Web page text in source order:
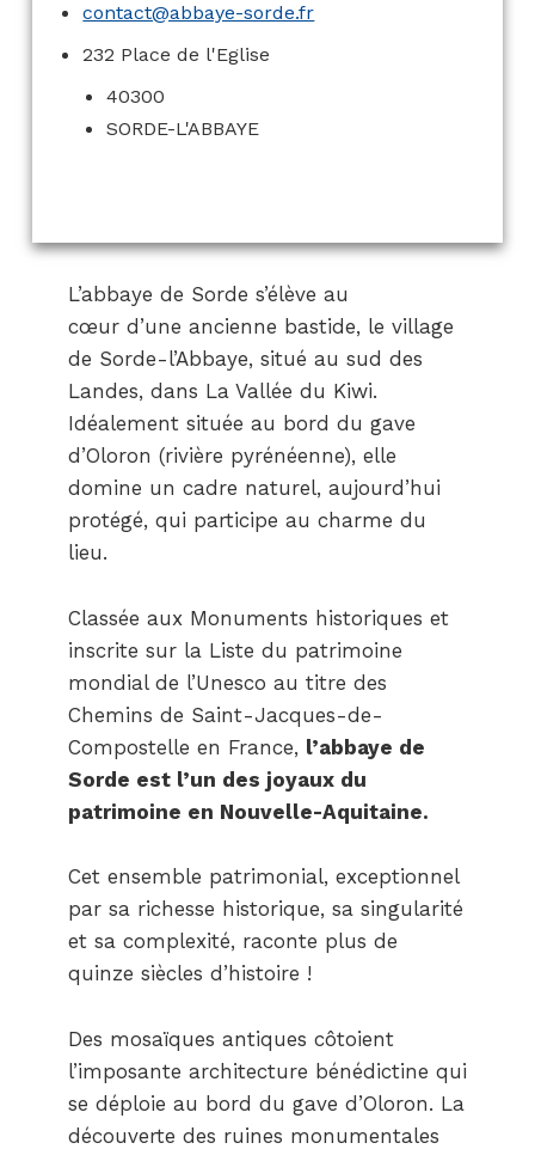
contact@abbaye-sorde.fr
232 Place de l'Eglise
40300
SORDE-L'ABBAYE
L’abbaye de Sorde s’élève au
cœur d’une ancienne bastide, le village
de Sorde-l’Abbaye, situé au sud des
Landes, dans La Vallée du Kiwi.
Idéalement située au bord du gave
d’Oloron (rivière pyrénéenne), elle
domine un cadre naturel, aujourd’hui
protégé, qui participe au charme du
lieu.
Classée aux Monuments historiques et
inscrite sur la Liste du patrimoine
mondial de l’Unesco au titre des
Chemins de Saint-Jacques-de-
Compostelle en France, l’abbaye de
Sorde est l’un des joyaux du
patrimoine en Nouvelle-Aquitaine.
Cet ensemble patrimonial, exceptionnel
par sa richesse historique, sa singularité
et sa complexité, raconte plus de
quinze siècles d’histoire !
Des mosaïques antiques côtoient
l’imposante architecture bénédictine qui
se déploie au bord du gave d’Oloron. La
découverte des ruines monumentales